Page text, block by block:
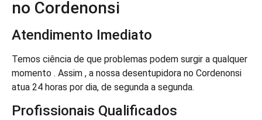
no Cordenonsi
Atendimento Imediato
Temos ciência de que problemas podem surgir a qualquer
momento . Assim , a nossa desentupidora no Cordenonsi
atua 24 horas por dia, de segunda a segunda.
Profissionais Qualificados